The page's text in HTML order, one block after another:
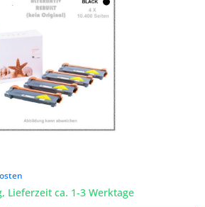
Lieferzeit ca. 1-3 Werktage